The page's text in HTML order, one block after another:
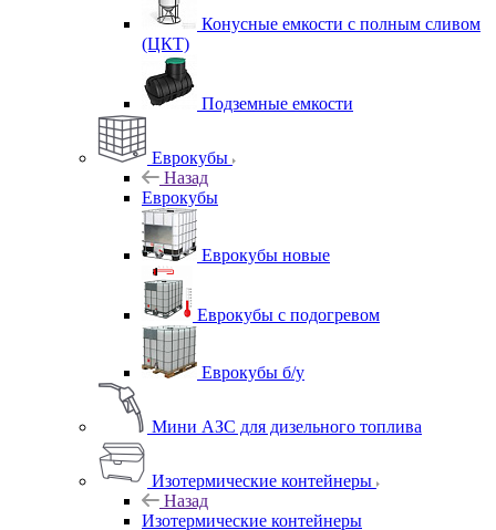
Конусные емкости с полным сливом
(ЦКТ)
Подземные емкости
Еврокубы
Назад
Еврокубы
Еврокубы новые
Еврокубы с подогревом
Еврокубы б/у
Мини АЗС для дизельного топлива
Изотермические контейнеры
Назад
Изотермические контейнеры